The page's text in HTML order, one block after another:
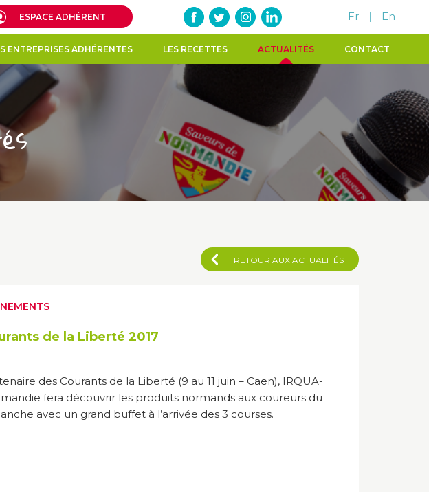
ESPACE ADHÉRENT Fr | En
ENTREPRISES ADHÉRENTES LES RECETTES ACTUALITÉS CONTACT
RETOUR AUX ACTUALITÉS
de la Liberté 2017
des Courants de la Liberté (9 au 11 juin – Caen), IRQUA-
fera découvrir les produits normands aux coureurs du
avec un grand buffet à l’arrivée des 3 courses.